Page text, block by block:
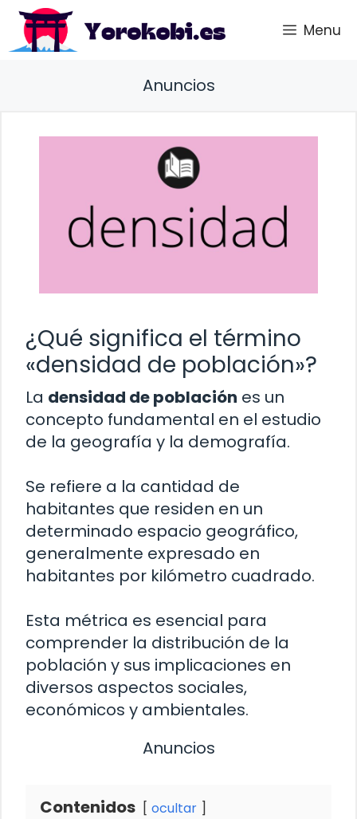
Saltar
contenido
Menu
Anuncios
¿Qué significa el término
«densidad de población»?
La densidad de población es un
concepto fundamental en el estudio
de la geografía y la demografía.
Se refiere a la cantidad de
habitantes que residen en un
determinado espacio geográfico,
generalmente expresado en
habitantes por kilómetro cuadrado.
Esta métrica es esencial para
comprender la distribución de la
población y sus implicaciones en
diversos aspectos sociales,
económicos y ambientales.
Anuncios
Contenidos ocultar